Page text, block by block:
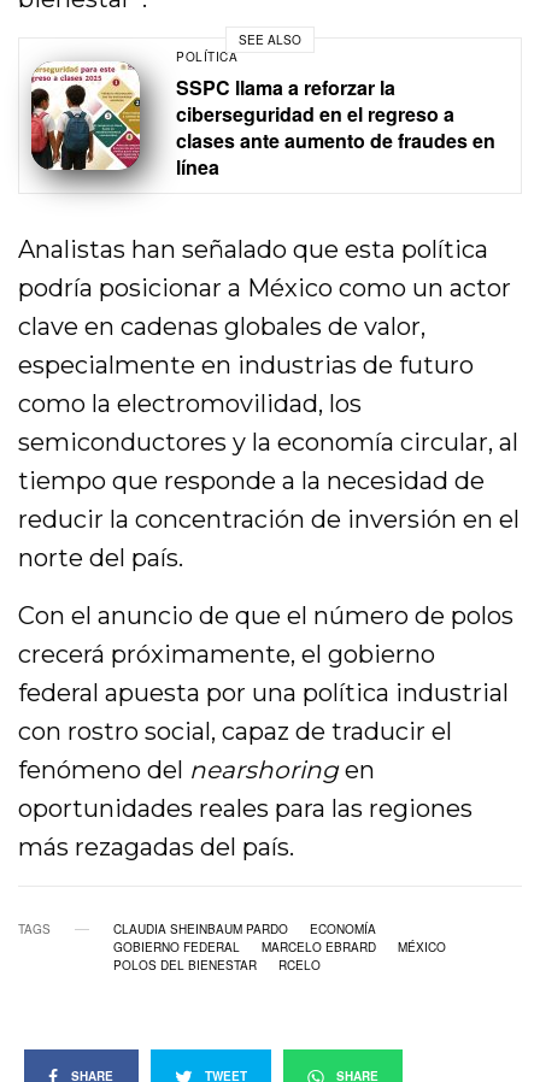
SEE ALSO
POLÍTICA
SSPC llama a reforzar la
ciberseguridad en el regreso a
clases ante aumento de fraudes en
línea
Analistas han señalado que esta política
podría posicionar a México como un actor
clave en cadenas globales de valor,
especialmente en industrias de futuro
como la electromovilidad, los
semiconductores y la economía circular, al
tiempo que responde a la necesidad de
reducir la concentración de inversión en el
norte del país.
Con el anuncio de que el número de polos
crecerá próximamente, el gobierno
federal apuesta por una política industrial
con rostro social, capaz de traducir el
fenómeno del nearshoringen
oportunidades reales para las regiones
más rezagadas del país.
TAGS CLAUDIA SHEINBAUM PARDO
ECONOMÍA
GOBIERNO FEDERAL
MARCELO EBRARD
MÉXICO
POLOS DEL BIENESTAR
RCELO
SHARE TWEET SHARE